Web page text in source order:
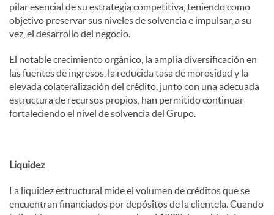
pilar esencial de su estrategia competitiva, teniendo como
objetivo preservar sus niveles de solvencia e impulsar, a su
vez, el desarrollo del negocio.
El notable crecimiento orgánico, la amplia diversificación en
las fuentes de ingresos, la reducida tasa de morosidad y la
elevada colateralización del crédito, junto con una adecuada
estructura de recursos propios, han permitido continuar
fortaleciendo el nivel de solvencia del Grupo.
Liquidez
La liquidez estructural mide el volumen de créditos que se
encuentran financiados por depósitos de la clientela. Cuando